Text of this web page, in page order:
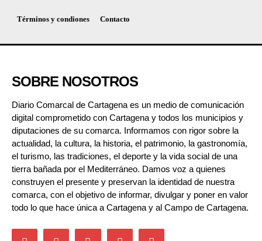
Términos y condiones Contacto
SOBRE NOSOTROS
Diario Comarcal de Cartagena es un medio de comunicación
digital comprometido con Cartagena y todos los municipios y
diputaciones de su comarca. Informamos con rigor sobre la
actualidad, la cultura, la historia, el patrimonio, la gastronomía,
el turismo, las tradiciones, el deporte y la vida social de una
tierra bañada por el Mediterráneo. Damos voz a quienes
construyen el presente y preservan la identidad de nuestra
comarca, con el objetivo de informar, divulgar y poner en valor
todo lo que hace única a Cartagena y al Campo de Cartagena.